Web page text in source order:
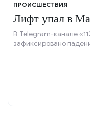
ПРОИСШЕСТВИЯ
Лифт упал в
В Telegram-канале
зафиксировано